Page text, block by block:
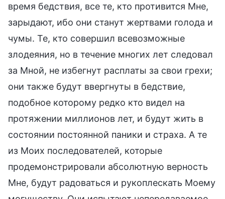
время бедствия, все те, кто противится Мне,
зарыдают, ибо они станут жертвами голода и
чумы. Те, кто совершил всевозможные
злодеяния, но в течение многих лет следовал
за Мной, не избегнут расплаты за свои грехи;
они также будут ввергнуты в бедствие,
подобное которому редко кто видел на
протяжении миллионов лет, и будут жить в
состоянии постоянной паники и страха. А те
из Моих последователей, которые
продемонстрировали абсолютную верность
Мне, будут радоваться и рукоплескать Моему